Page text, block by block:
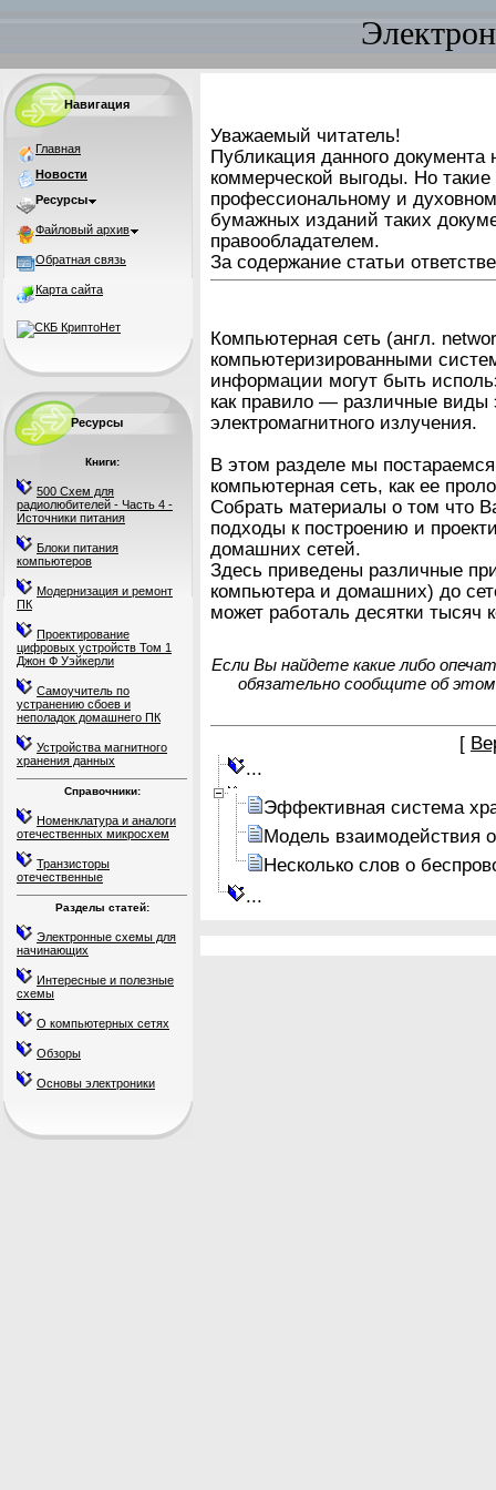
Навигация
Главная
Новости
Ресурсы
Файловый архив
Обратная связь
Карта сайта
Ресурсы
Книги:
500 Схем для
радиолюбителей - Часть 4 -
Источники питания
Блоки питания
компьютеров
Модернизация и ремонт
ПК
Проектирование
цифровых устройств Том 1
Джон Ф Уэйкерли
Самоучитель по
устранению сбоев и
неполадок домашнего ПК
Устройства магнитного
хранения данных
Справочники:
Номенклатура и аналоги
отечественных микросхем
Транзисторы
отечественные
Разделы статей:
Электронные схемы для
начинающих
Интересные и полезные
схемы
О компьютерных сетях
Обзоры
Основы электроники
Уважаемый читатель!
Публикация данного документа
коммерческой выгоды. Но
профессиональному и
бумажных изданий таких
правообладателем.
За содержание статьи
Компьютерная сеть (англ.
компьютеризированными
информации могут быть
как правило — различные виды
электромагнитного излучения.
В этом разделе мы постараемся
компьютерная сеть, как ее
Собрать материалы о том что
подходы к построению и
домашних сетей.
Здесь приведены различные
компьютера и домашних) до
может работаль десятки тысяч
Если Вы найдете какие либо
обязательно сообщите об
[
Эффективная система
Модель взаимодействия
Несколько слов о